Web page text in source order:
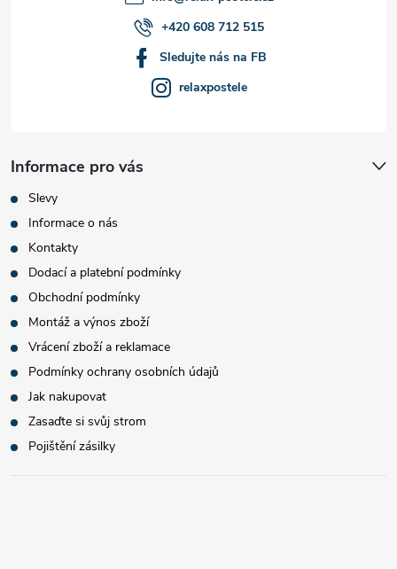
+420 608 712 515
Sledujte nás na FB
relaxpostele
Informace pro vás
Slevy
Informace o nás
Kontakty
Dodací a platební podmínky
Obchodní podmínky
Montáž a výnos zboží
Vrácení zboží a reklamace
Podmínky ochrany osobních údajů
Jak nakupovat
Zasaďte si svůj strom
Pojištění zásilky